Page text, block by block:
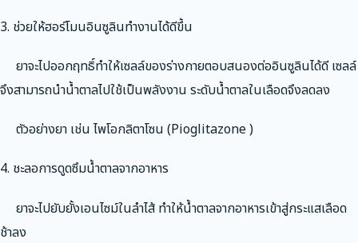
3. ช่วยให้ฮอร์โมนอินซูลินทำงานได้ดีขึ้น
ยาจะไปออกฤทธิ์ทำให้เซลล์ของร่างกายตอบสนองต่ออินซูลินได้ดี เซลล์
จึงสามารถนำน้ำตาลไปใช้เป็นพลังงาน ระดับน้ำตาลในเลือดจึงลดลง
ตัวอย่างยา เช่น ไพโอกลิตาโซน (Pioglitazone )
4. ชะลอการดูดซึมน้ำตาลจากอาหาร
ยาจะไปยับยั้งเอนไซม์ในลำไส้ ทำให้น้ำตาลจากอาหารเข้าสู่กระแสเลือด
ช้าลง